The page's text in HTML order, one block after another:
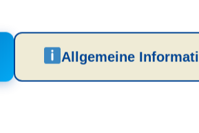
Alles auf einen Blick
Allgemeine